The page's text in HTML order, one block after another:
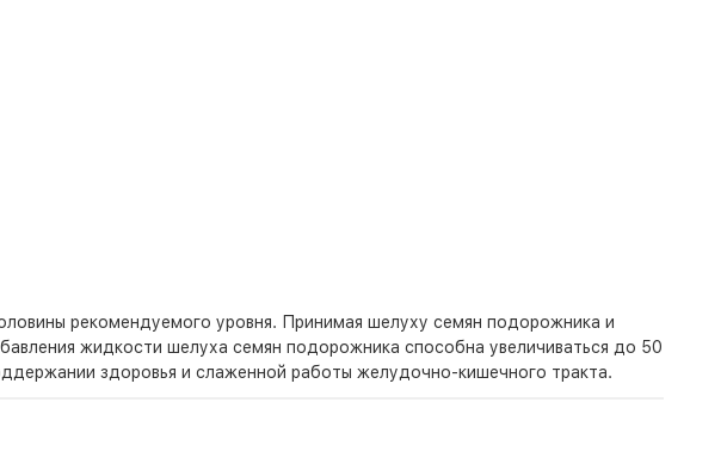
рекомендуемого уровня. Принимая шелуху семян подорожника и
жидкости шелуха семян подорожника способна увеличиваться до 50
здоровья и слаженной работы желудочно-кишечного тракта.